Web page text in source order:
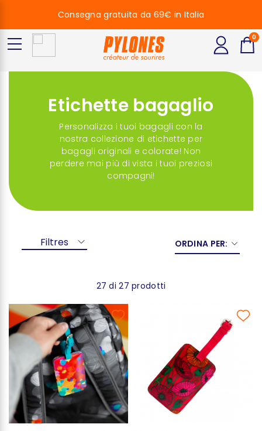
Etichette bagaglio
Personalizza i tuoi bagagli con la
nostra collezione di etichette per
bagagli originali e colorate! Non
perdere mai più di vista i tuoi preziosi
compagni!
Filtres ORDINA PER:
27 di 27 prodotti
Consegna gratuita da 69€ in Italia
0